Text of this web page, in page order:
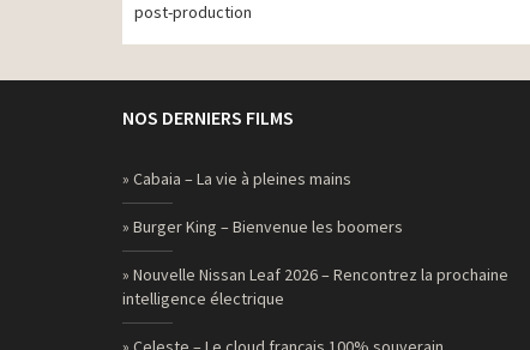
post-production
NOS DERNIERS FILMS
» Cabaia – La vie à pleines mains
» Burger King – Bienvenue les boomers
» Nouvelle Nissan Leaf 2026 – Rencontrez la prochaine
intelligence électrique